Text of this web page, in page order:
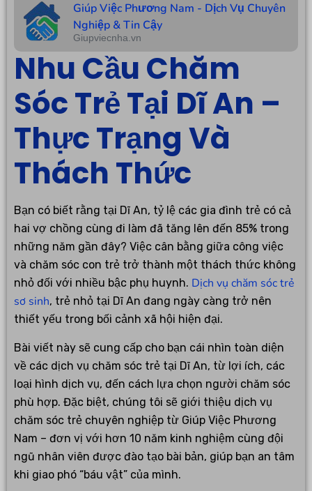
Giúp Việc Phương Nam - Dịch Vụ Chuyên
Nghiệp & Tin Cậy
Giupviecnha.vn
Nhu Cầu Chăm
Sóc Trẻ Tại Dĩ An –
Thực Trạng Và
Thách Thức
Bạn có biết rằng tại Dĩ An, tỷ lệ các gia đình trẻ có cả
hai vợ chồng cùng đi làm đã tăng lên đến 85% trong
những năm gần đây? Việc cân bằng giữa công việc
và chăm sóc con trẻ trở thành một thách thức không
nhỏ đối với nhiều bậc phụ huynh. Dịch vụ chăm sóc trẻ
sơ sinh, trẻ nhỏ tại Dĩ An đang ngày càng trở nên
thiết yếu trong bối cảnh xã hội hiện đại.
Bài viết này sẽ cung cấp cho bạn cái nhìn toàn diện
về các dịch vụ chăm sóc trẻ tại Dĩ An, từ lợi ích, các
loại hình dịch vụ, đến cách lựa chọn người chăm sóc
phù hợp. Đặc biệt, chúng tôi sẽ giới thiệu dịch vụ
chăm sóc trẻ chuyên nghiệp từ Giúp Việc Phương
Nam – đơn vị với hơn 10 năm kinh nghiệm cùng đội
ngũ nhân viên được đào tạo bài bản, giúp bạn an tâm
khi giao phó “báu vật” của mình.